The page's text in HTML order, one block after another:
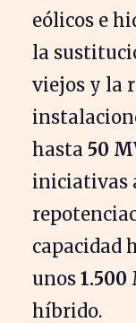
eólicos e
la
viejos y la
hasta 50
iniciativas
capacidad
unos 1.500
híbrido.